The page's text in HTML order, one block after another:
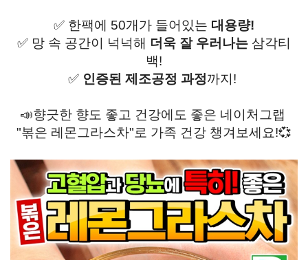
✅ 한팩에 50개가 들어있는 대용량!
✅ 망 속 공간이 넉넉해 더욱 잘 우러나는 삼각티
백!
✅ 인증된 제조공정 과정까지!
📣향긋한 향도 좋고 건강에도 좋은 네이처그랩
"볶은 레몬그라스차"로 가족 건강 챙겨보세요!💞